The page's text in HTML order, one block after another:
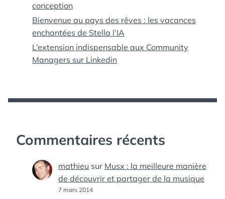
conception
Bienvenue au pays des rêves : les vacances
enchantées de Stella l’IA
L’extension indispensable aux Community
Managers sur Linkedin
Commentaires récents
mathieu sur Musx : la meilleure manière
de découvrir et partager de la musique
7 mars 2014